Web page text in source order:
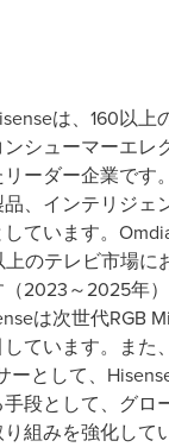
は、160以上
シューマーエレ
ーダー企業です
、インテリジェ
ています。
のテレビ市場に
2023～2025年
は次世代RGB
ています。また
ーとして、
段として、グロ
組みを強化して